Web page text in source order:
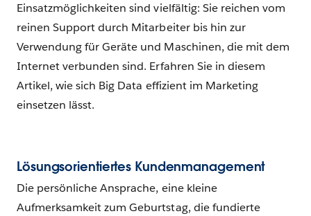
Einsatzmöglichkeiten sind vielfältig: Sie reichen vom
reinen Support durch Mitarbeiter bis hin zur
Verwendung für Geräte und Maschinen, die mit dem
Internet verbunden sind. Erfahren Sie in diesem
Artikel, wie sich Big Data effizient im Marketing
einsetzen lässt.
Lösungsorientiertes Kundenmanagement
Die persönliche Ansprache, eine kleine
Aufmerksamkeit zum Geburtstag, die fundierte